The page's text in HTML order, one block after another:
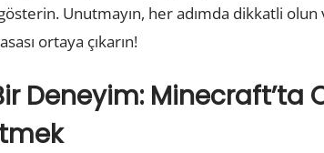
Unutmayın, her adımda dikkatli
ortaya çıkarın!
Deneyim: Minecraft’ta